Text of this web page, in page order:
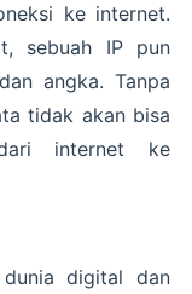
ke internet.
sebuah IP pun
angka. Tanpa
tidak akan bisa
internet ke
digital dan